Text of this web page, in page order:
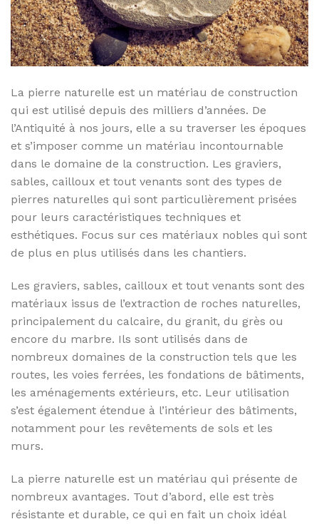
La pierre naturelle est un matériau de construction
qui est utilisé depuis des milliers d’années. De
l’Antiquité à nos jours, elle a su traverser les époques
et s’imposer comme un matériau incontournable
dans le domaine de la construction. Les graviers,
sables, cailloux et tout venants sont des types de
pierres naturelles qui sont particulièrement prisées
pour leurs caractéristiques techniques et
esthétiques. Focus sur ces matériaux nobles qui sont
de plus en plus utilisés dans les chantiers.
Les graviers, sables, cailloux et tout venants sont des
matériaux issus de l’extraction de roches naturelles,
principalement du calcaire, du granit, du grès ou
encore du marbre. Ils sont utilisés dans de
nombreux domaines de la construction tels que les
routes, les voies ferrées, les fondations de bâtiments,
les aménagements extérieurs, etc. Leur utilisation
s’est également étendue à l’intérieur des bâtiments,
notamment pour les revêtements de sols et les
murs.
La pierre naturelle est un matériau qui présente de
nombreux avantages. Tout d’abord, elle est très
résistante et durable, ce qui en fait un choix idéal